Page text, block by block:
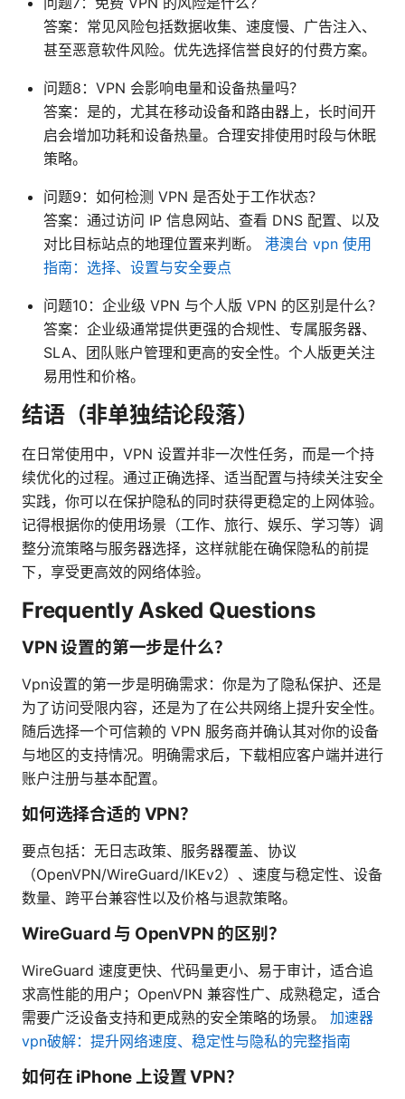
答案：常见风险包括数据收集、速度慢、广告注入、
甚至恶意软件风险。优先选择信誉良好的付费方案。
问题8：VPN 会影响电量和设备热量吗？
答案：是的，尤其在移动设备和路由器上，长时间开
启会增加功耗和设备热量。合理安排使用时段与休眠
策略。
问题9：如何检测 VPN 是否处于工作状态？
答案：通过访问 IP 信息网站、查看 DNS 配置、以及
对比目标站点的地理位置来判断。 港澳台 vpn 使用
指南：选择、设置与安全要点
问题10：企业级 VPN 与个人版 VPN 的区别是什么？
答案：企业级通常提供更强的合规性、专属服务器、
SLA、团队账户管理和更高的安全性。个人版更关注
易用性和价格。
结语（非单独结论段落）
在日常使用中，VPN 设置并非一次性任务，而是一个持
续优化的过程。通过正确选择、适当配置与持续关注安全
实践，你可以在保护隐私的同时获得更稳定的上网体验。
记得根据你的使用场景（工作、旅行、娱乐、学习等）调
整分流策略与服务器选择，这样就能在确保隐私的前提
下，享受更高效的网络体验。
Frequently Asked Questions
VPN 设置的第一步是什么？
Vpn设置的第一步是明确需求：你是为了隐私保护、还是
为了访问受限内容，还是为了在公共网络上提升安全性。
随后选择一个可信赖的 VPN 服务商并确认其对你的设备
与地区的支持情况。明确需求后，下载相应客户端并进行
账户注册与基本配置。
如何选择合适的 VPN？
要点包括：无日志政策、服务器覆盖、协议
（OpenVPN/WireGuard/IKEv2）、速度与稳定性、设备
数量、跨平台兼容性以及价格与退款策略。
WireGuard 与 OpenVPN 的区别？
WireGuard 速度更快、代码量更小、易于审计，适合追
求高性能的用户；OpenVPN 兼容性广、成熟稳定，适合
需要广泛设备支持和更成熟的安全策略的场景。 加速器
vpn破解：提升网络速度、稳定性与隐私的完整指南
如何在 iPhone 上设置 VPN？